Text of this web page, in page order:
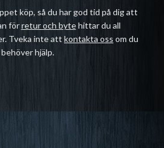
köp, så du har god tid på dig att
förretur och bytehittar du all
Tveka inte att kontakta oss om du
behöver hjälp.